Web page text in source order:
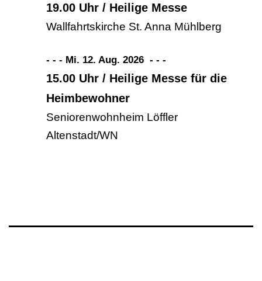
19.00 Uhr / Heilige Messe
Wallfahrtskirche St. Anna Mühlberg
- - - Mi. 12. Aug. 2026 - - -
15.00 Uhr / Heilige Messe für die
Heimbewohner
Seniorenwohnheim Löffler
Altenstadt/WN